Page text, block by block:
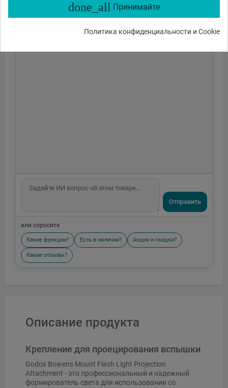
done_all Принимайте
Политика конфиденциальности и Cookie
Отправить
или спросите
Какие функции? Есть в наличии? Акции и скидки?
Какие отзывы?
Описание продукта
Крепление для проецирования вспышки
Godox Bowens Mount Flash Light Projection
Attachment - это профессиональный и надежный
формирователь света для использования со